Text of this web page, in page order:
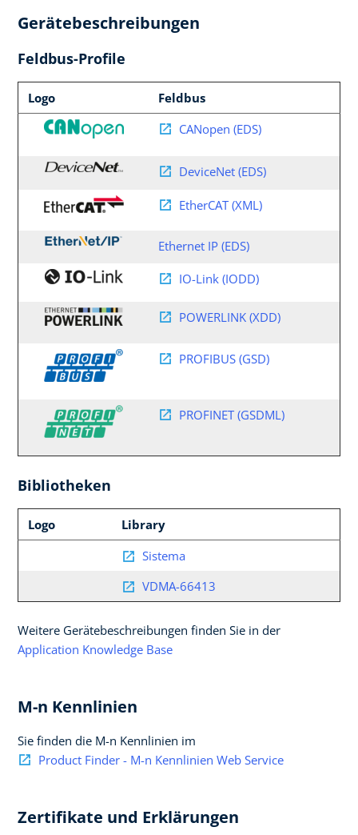
Gerätebeschreibungen
Feldbus-Profile
Logo
Feldbus
CANopen (EDS)
DeviceNet (EDS)
EtherCAT (XML)
Ethernet IP (EDS)
IO-Link (IODD)
POWERLINK (XDD)
PROFIBUS (GSD)
PROFINET (GSDML)
Bibliotheken
Logo
Library
Sistema
VDMA-66413
Weitere Gerätebeschreibungen finden Sie in der
Application Knowledge Base
M-n Kennlinien
Sie finden die M-n Kennlinien im
Product Finder - M-n Kennlinien Web Service
Zertifikate und Erklärungen